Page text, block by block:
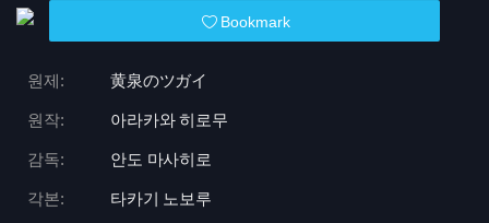
Bookmark
원제: 黄泉のツガイ
원작: 아라카와 히로무
감독: 안도 마사히로
각본: 타카기 노보루